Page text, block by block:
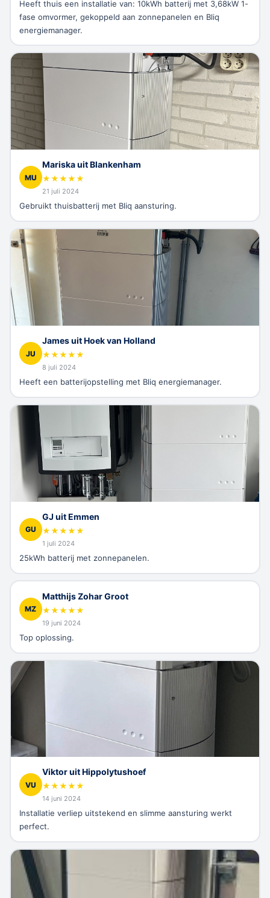
Heeft thuis een installatie van: 10kWh batterij met 3,68kW 1-
fase omvormer, gekoppeld aan zonnepanelen en Bliq
energiemanager.
MU
Mariska uit Blankenham
★★★★★
21 juli 2024
Gebruikt thuisbatterij met Bliq aansturing.
JU
James uit Hoek van Holland
★★★★★
8 juli 2024
Heeft een batterijopstelling met Bliq energiemanager.
GU
GJ uit Emmen
★★★★★
1 juli 2024
25kWh batterij met zonnepanelen.
MZ
Matthijs Zohar Groot
★★★★★
19 juni 2024
Top oplossing.
VU
Viktor uit Hippolytushoef
★★★★★
14 juni 2024
Installatie verliep uitstekend en slimme aansturing werkt
perfect.